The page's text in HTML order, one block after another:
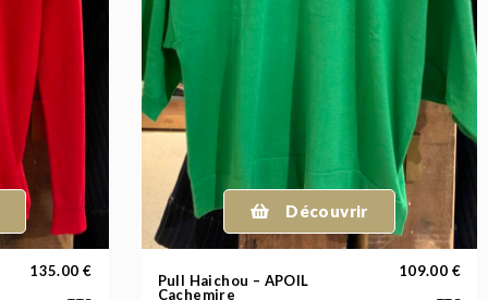
135.00€
Découvrir
Pull Haichou – APOIL
Cachemire
109.00 €